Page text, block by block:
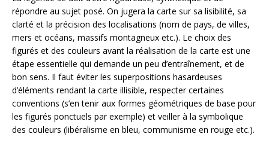
répondre au sujet posé. On jugera la carte sur sa lisibilité, sa
clarté et la précision des localisations (nom de pays, de villes,
mers et océans, massifs montagneux etc.). Le choix des
figurés et des couleurs avant la réalisation de la carte est une
étape essentielle qui demande un peu d’entraînement, et de
bon sens. Il faut éviter les superpositions hasardeuses
d’éléments rendant la carte illisible, respecter certaines
conventions (s’en tenir aux formes géométriques de base pour
les figurés ponctuels par exemple) et veiller à la symbolique
des couleurs (libéralisme en bleu, communisme en rouge etc.).